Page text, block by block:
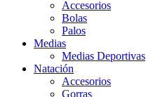
Accesorios
Bolas
Palos
Medias
Medias Deportivas
Natación
Accesorios
Gorras